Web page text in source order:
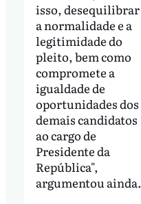
isso, desequilibrar
a normalidade e a
legitimidade do
pleito, bem como
compromete a
igualdade de
oportunidades dos
demais candidatos
ao cargo de
Presidente da
República",
argumentou ainda.